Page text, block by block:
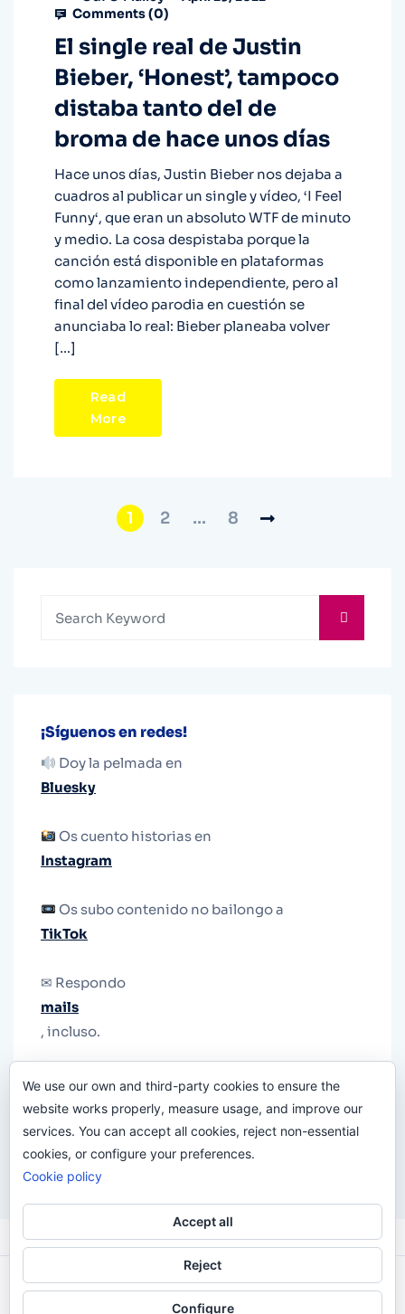
Comments (0)
El single real de Justin
Bieber, ‘Honest’, tampoco
distaba tanto del de
broma de hace unos días
Hace unos días, Justin Bieber nos dejaba a
cuadros al publicar un single y vídeo, ‘I Feel
Funny‘, que eran un absoluto WTF de minuto
y medio. La cosa despistaba porque la
canción está disponible en plataformas
como lanzamiento independiente, pero al
final del vídeo parodia en cuestión se
anunciaba lo real: Bieber planeaba volver
[…]
Read
More
1 2 … 8
¡Síguenos en redes!
Doy la pelmada en
Bluesky
Os cuento historias en
Instagram
Os subo contenido no bailongo a
TikTok
✉ Respondo
mails
, incluso.
le quiten el teléfono.
Odi O'Malley © 2016-2025. Todos Los Derechos
We use our own and third-party cookies to ensure the
website works properly, measure usage, and improve our
services. You can accept all cookies, reject non-essential
cookies, or configure your preferences.
Cookie policy
Accept all
Reject
Configure